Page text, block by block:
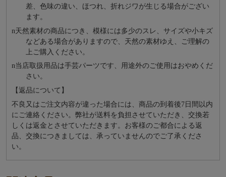
差、色味の違い、ほつれ、折れジワが生じる場合がござい
ます。
n天然素材の商品につき、模様には多少のスレ、サイズや小キズ
などある場合がありますので、天然の素材ゆえ、ご理解の
上ご購入ください。
n当店取扱用品は⼿芸パーツです、⽤途外のご使⽤はおやめくだ
さい。
【返品について】
不良又はご注文内容が違った場合には、商品の到着後7日間以内
にご連絡ください。弊社が送料を負担させていただき、交換若
しくは返金とさせていただきます。お客様のご都合による返
品、交換につきましては、承っていませんのでご了承くださ
い。